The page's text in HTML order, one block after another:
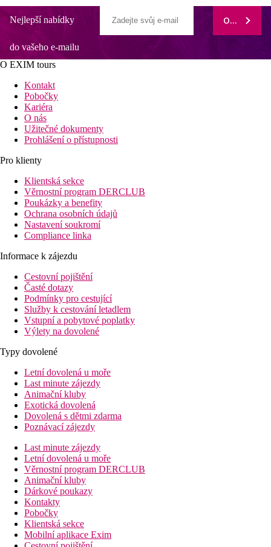
Nejlepší nabídky
do vašeho e-mailu
ODEBÍRAT
O EXIM tours
Kontakt
Pobočky
Kariéra
O nás
Užitečné dokumenty
Prohlášení o přístupnosti
Pro klienty
Klientská sekce
Věrnostní program DERCLUB
Poukázky a benefity
Ochrana osobních údajů
Nastavení soukromí
Compliance linka
Informace k zájezdu
Cestovní pojištění
Časté dotazy
Podmínky pro cestující
Služby k cestování letadlem
Vstupní a pobytové poplatky
Výlety na dovolené
Typy dovolené
Letní dovolená u moře
Last minute zájezdy
Animační kluby
Exotická dovolená
Dovolená s dětmi zdarma
Poznávací zájezdy
Last minute zájezdy
Letní dovolená u moře
Věrnostní program DERCLUB
Animační kluby
Dárkové poukazy
Kontakty
Pobočky
Klientská sekce
Mobilní aplikace Exim